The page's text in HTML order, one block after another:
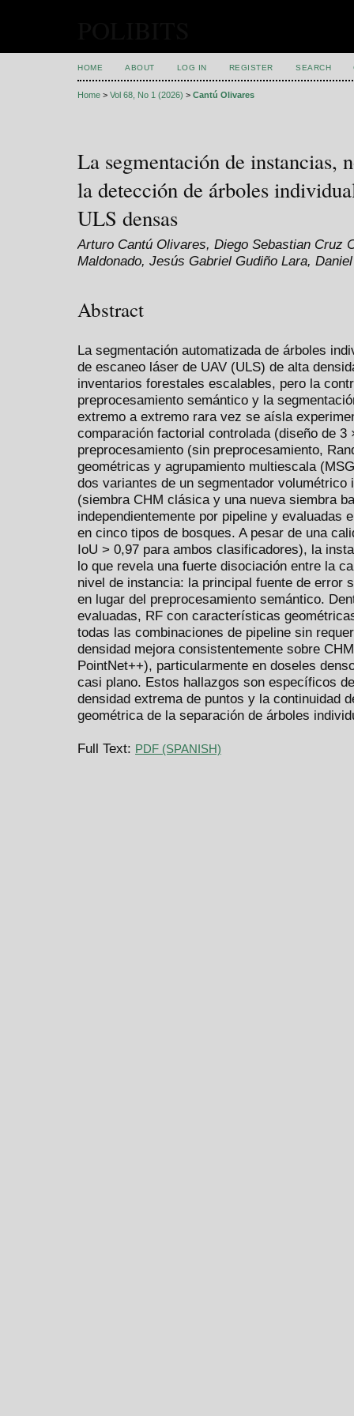
HOME ABOUT LOG IN REGISTER SEARCH
Home > Vol 68, No 1 (2026) > Cantú Olivares
La segmentación de instancias,
la detección de árboles
ULS densas
Arturo Cantú Olivares, Diego Sebastian Cruz
Maldonado, Jesús Gabriel Gudiño Lara,
Abstract
La segmentación automatizada de árboles
de escaneo láser de UAV (ULS) de alta
inventarios forestales escalables, pero la
preprocesamiento semántico y la
extremo a extremo rara vez se aísla
comparación factorial controlada (diseño de
preprocesamiento (sin preprocesamiento,
geométricas y agrupamiento multiescala
dos variantes de un segmentador volumétrico
(siembra CHM clásica y una nueva siembra
independientemente por pipeline y evaluadas
en cinco tipos de bosques. A pesar de una
IoU > 0,97 para ambos clasificadores), la
lo que revela una fuerte disociación entre la
nivel de instancia: la principal fuente de error
en lugar del preprocesamiento semántico.
evaluadas, RF con características
todas las combinaciones de pipeline sin
densidad mejora consistentemente sobre
PointNet++), particularmente en doseles
casi plano. Estos hallazgos son específicos
densidad extrema de puntos y la continuidad
geométrica de la separación de árboles
Full Text: PDF (SPANISH)